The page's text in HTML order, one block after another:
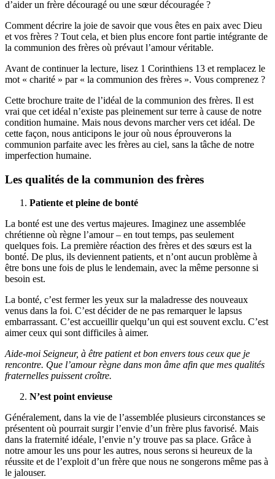
d’aider un frère découragé ou une sœur découragée ?
Comment décrire la joie de savoir que vous êtes en paix avec Dieu
et vos frères ? Tout cela, et bien plus encore font partie intégrante de
la communion des frères où prévaut l’amour véritable.
Avant de continuer la lecture, lisez 1 Corinthiens 13 et remplacez le
mot « charité » par « la communion des frères ». Vous comprenez ?
Cette brochure traite de l’idéal de la communion des frères. Il est
vrai que cet idéal n’existe pas pleinement sur terre à cause de notre
condition humaine. Mais nous devons marcher vers cet idéal. De
cette façon, nous anticipons le jour où nous éprouverons la
communion parfaite avec les frères au ciel, sans la tâche de notre
imperfection humaine.
Les qualités de la communion des frères
Patiente et pleine de bonté
La bonté est une des vertus majeures. Imaginez une assemblée
chrétienne où règne l’amour – en tout temps, pas seulement
quelques fois. La première réaction des frères et des sœurs est la
bonté. De plus, ils deviennent patients, et n’ont aucun problème à
être bons une fois de plus le lendemain, avec la même personne si
besoin est.
La bonté, c’est fermer les yeux sur la maladresse des nouveaux
venus dans la foi. C’est décider de ne pas remarquer le lapsus
embarrassant. C’est accueillir quelqu’un qui est souvent exclu. C’est
aimer ceux qui sont difficiles à aimer.
Aide-moi Seigneur, à être patient et bon envers tous ceux que je
rencontre. Que l’amour règne dans mon âme afin que mes qualités
fraternelles puissent croître.
N’est point envieuse
Généralement, dans la vie de l’assemblée plusieurs circonstances se
présentent où pourrait surgir l’envie d’un frère plus favorisé. Mais
dans la fraternité idéale, l’envie n’y trouve pas sa place. Grâce à
notre amour les uns pour les autres, nous serons si heureux de la
réussite et de l’exploit d’un frère que nous ne songerons même pas à
le jalouser.